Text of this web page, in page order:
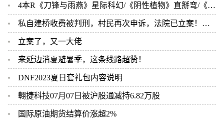
4本R《刀锋与雨燕》星际科幻/《阴性植物》直掰弯/《笨雪人》荤素均衡/《空窗期》
私自建桥收费被判刑，村民再次申诉，法院已立案！当地回应：将建一座便民桥
立案了，又一大佬
来延边消夏避暑季，这条线路超赞！
DNF2023夏日套礼包内容说明
翱捷科技07月07日被沪股通减持6.82万股
国际原油期货结算价涨超2%